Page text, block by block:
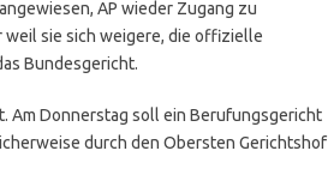
AP wieder Zugang zu
weil sie sich weigere, die offizielle
Bundesgericht.
Am Donnerstag soll ein Berufungsgericht
durch den Obersten Gerichtshof